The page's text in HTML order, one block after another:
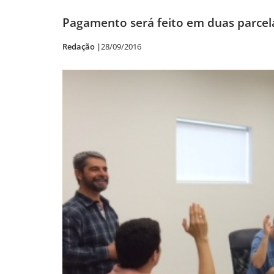
Pagamento será feito em duas
Redação |28/09/2016